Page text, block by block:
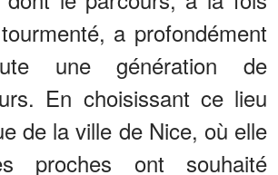
a profondément
une génération de
En choisissant ce lieu
de la ville de Nice, où elle
proches ont souhaité